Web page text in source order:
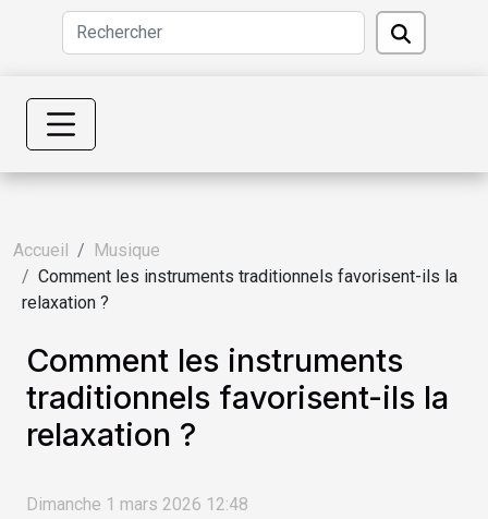
Accueil
Musique
Comment les instruments traditionnels favorisent-ils la
relaxation ?
Comment les instruments
traditionnels favorisent-ils la
relaxation ?
Dimanche 1 mars 2026 12:48